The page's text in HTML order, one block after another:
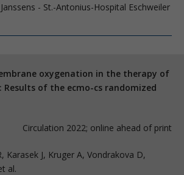
- St.-Antonius-Hospital Eschweiler
oxygenation in the therapy of
Results of the ecmo-cs randomized
Circulation 2022; online ahead of print
Karasek J, Kruger A, Vondrakova D,
al.